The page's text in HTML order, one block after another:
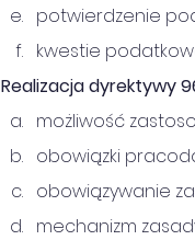
potwierdzenie
kwestie
Realizacja dyrektywy
możliwość
obowiązki
obowiązywanie
mechanizm